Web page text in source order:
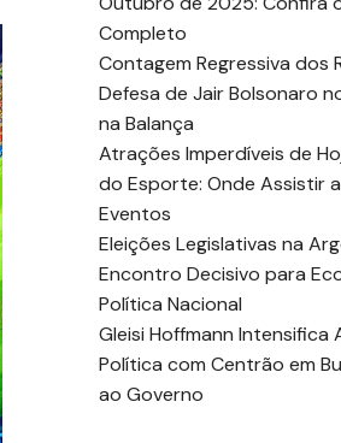
Completo
Contagem Regressiva dos
Defesa de Jair Bolsonaro
na Balança
Atrações Imperdíveis de
do Esporte: Onde Assistir
Eventos
Eleições Legislativas na
Encontro Decisivo para
Política Nacional
Gleisi Hoffmann Intensifica
Política com Centrão em
ao Governo